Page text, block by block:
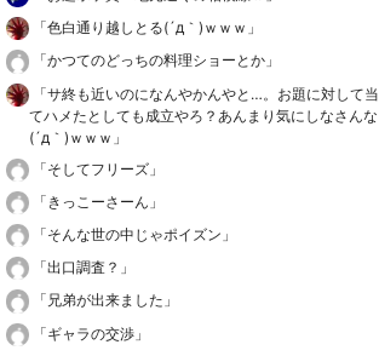
「色白通り越しとる(´д｀)ｗｗｗ 」
「かつてのどっちの料理ショーとか 」
「サ終も近いのになんやかんやと…。お題に対して当
てハメたとしても成立やろ？あんまり気にしなさんな
(´д｀)ｗｗｗ 」
「そしてフリーズ 」
「 きっこーさーん 」
「そんな世の中じゃポイズン 」
「出口調査？ 」
「 兄弟が出来ました 」
「ギャラの交渉 」